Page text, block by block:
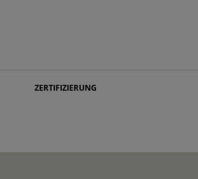
ZERTIFIZIERUNG